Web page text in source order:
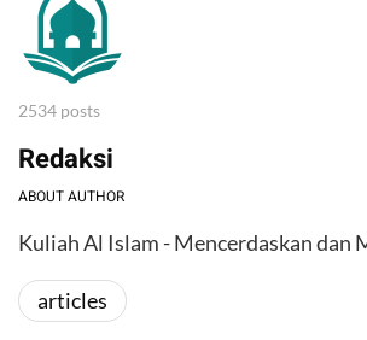
2534 posts
Redaksi
ABOUT AUTHOR
Kuliah Al Islam - Mencerdaskan dan
articles